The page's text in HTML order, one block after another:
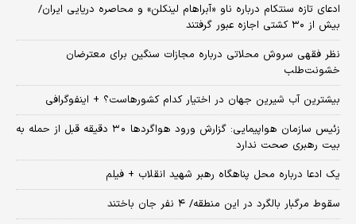
ادعای تازه سنتکام درباره ناو «آبراهام لینکلن» و محاصره دریایی ایران/
بیش از ۳۰ کشتی اجازه عبور گرفتند
نظر فقهی سروش محلاتی درباره مجازات سنگین برای معترضان
خشونت‌طلب
بیشترین آب شیرین جهان در اختیار کدام کشورهاست؟ + اینفوگرافی
زئیس سازمان هواپیمایی: گزارش ورود هواگردها ٣٠ دقیقه قبل از حمله به
بیت رهبری صحت ندارد
یک ادعا درباره محل پناهگاه‌ رهبر شهید انقلاب + فیلم
سقوط مرگبار بالگرد در این منطقه/ ۴ نفر جان باختند